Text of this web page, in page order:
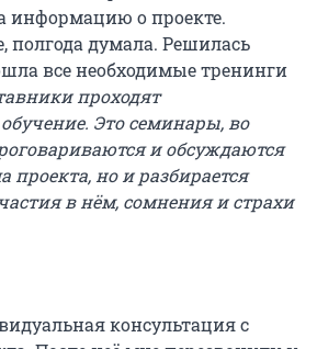
информацию о проекте.
полгода думала. Решилась
все необходимые тренинги
проходят
Это семинары, во
и обсуждаются
проекта, но и разбирается
в нём, сомнения и страхи
консультация с